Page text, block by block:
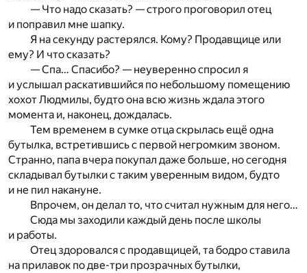
— Что надо сказать? — строго проговорил отец
и поправил мне шапку.
Я на секунду растерялся. Кому? Продавщице или
ему? И что сказать?
— Спа… Спасибо? — неуверенно спросил я
и услышал раскатившийся по небольшому помещению
хохот Людмилы, будто она всю жизнь ждала этого
момента и, наконец, дождалась.
Тем временем в сумке отца скрылась ещё одна
бутылка, встретившись с первой негромким звоном.
Странно, папа вчера покупал даже больше, но сегодня
складывал бутылки с таким уверенным видом, будто
и не пил накануне.
Впрочем, он делал то, что считал нужным для него…
Сюда мы заходили каждый день после школы
и работы.
Отец здоровался с продавщицей, та бодро ставила
на прилавок по две-три прозрачных бутылки,